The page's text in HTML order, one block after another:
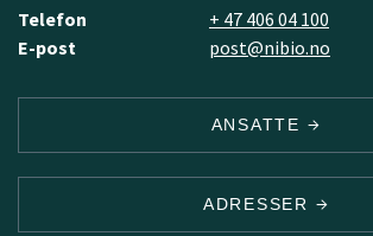
Telefon
+ 47 406 04 100
E-post
post@nibio.no
ANSATTE
ADRESSER